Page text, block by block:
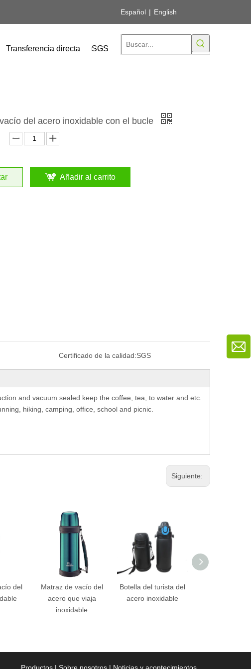
Español | English
Transferencia directa SGS
del acero inoxidable con el bucle
Añadir al carrito
Certificado de la calidad:SGS
and vacuum sealed keep the coffee, tea, to water and etc.
hiking, camping, office, school and picnic.
Siguiente:
del
Matraz de vacío del
acero que viaja
inoxidable
Botella del turista del
acero inoxidable
Productos | Sobre nosotros | Noticias y acontecimientos